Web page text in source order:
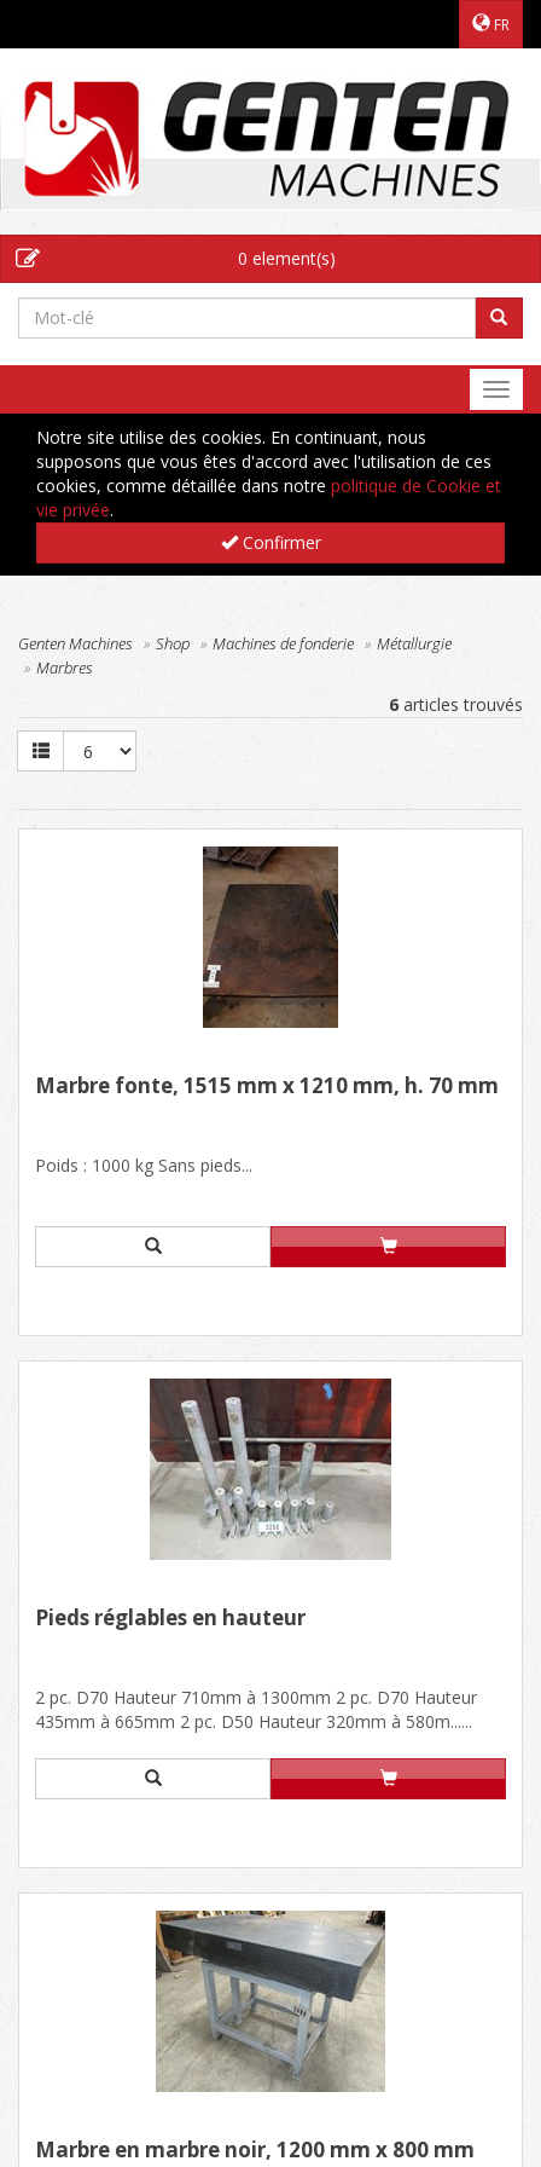
FR
0 element(s)
Notre site utilise des cookies. En continuant, nous
supposons que vous êtes d'accord avec l'utilisation de ces
cookies, comme détaillée dans notre politique de Cookie et
vie privée.
Confirmer
Genten Machines Shop Machines de fonderie
Métallurgie
Marbres
6 articles trouvés
Marbre fonte, 1515 mm x 1210 mm, h. 70 mm
Poids : 1000 kg Sans pieds...
Pieds réglables en hauteur
2 pc. D70 Hauteur 710mm à 1300mm 2 pc. D70 Hauteur
435mm à 665mm 2 pc. D50 Hauteur 320mm à 580m......
Marbre en marbre noir, 1200 mm x 800 mm